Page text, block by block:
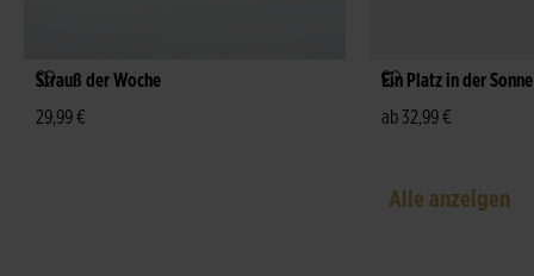
Strauß der Woche
29,99 €
Ein Platz in der Sonne
ab 32,99 €
Alle anzeigen